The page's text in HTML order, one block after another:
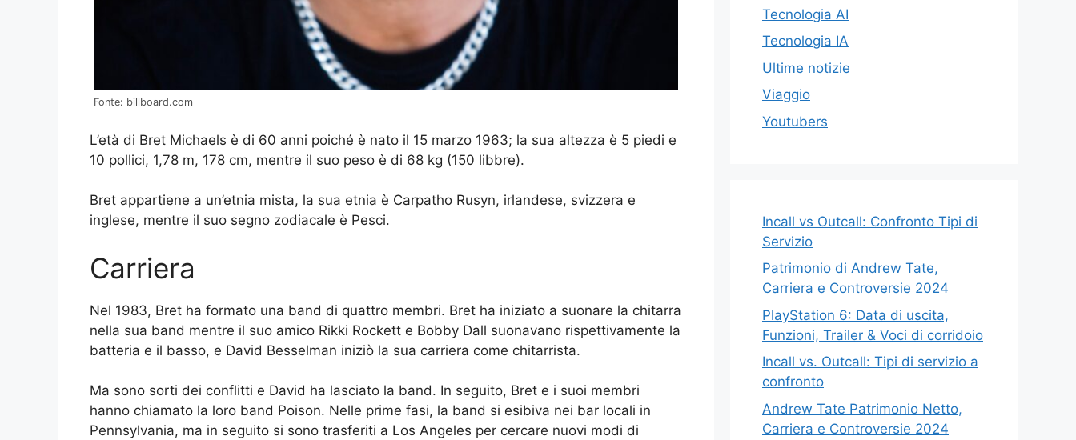
Fonte: billboard.com
L’età di Bret Michaels è di 60 anni poiché è nato il 15 marzo 1963; la sua altezza è 5 piedi e
10 pollici, 1,78 m, 178 cm, mentre il suo peso è di 68 kg (150 libbre).
Bret appartiene a un’etnia mista, la sua etnia è Carpatho Rusyn, irlandese, svizzera e
inglese, mentre il suo segno zodiacale è Pesci.
Carriera
Nel 1983, Bret ha formato una band di quattro membri. Bret ha iniziato a suonare la chitarra
nella sua band mentre il suo amico Rikki Rockett e Bobby Dall suonavano rispettivamente la
batteria e il basso, e David Besselman iniziò la sua carriera come chitarrista.
Ma sono sorti dei conflitti e David ha lasciato la band. In seguito, Bret e i suoi membri
hanno chiamato la loro band Poison. Nelle prime fasi, la band si esibiva nei bar locali in
Pennsylvania, ma in seguito si sono trasferiti a Los Angeles per cercare nuovi modi di
Tecnologia AI
Tecnologia IA
Ultime notizie
Viaggio
Youtubers
Incall vs Outcall: Confronto Tipi di
Servizio
Patrimonio di Andrew Tate,
Carriera e Controversie 2024
PlayStation 6: Data di uscita,
Funzioni, Trailer & Voci di corridoio
Incall vs. Outcall: Tipi di servizio a
confronto
Andrew Tate Patrimonio Netto,
Carriera e Controversie 2024